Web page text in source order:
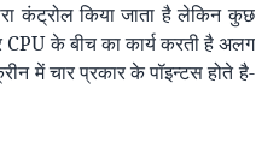
कंट्रोल किया जाता है लेकिन कुछ
CPUके बीच का कार्य करती है अलग
में चार प्रकार के पॉइन्टस होते है-